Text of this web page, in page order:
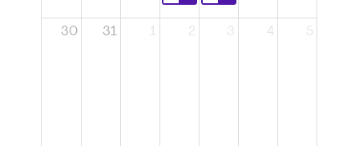
30 31 1 2 3 4 5